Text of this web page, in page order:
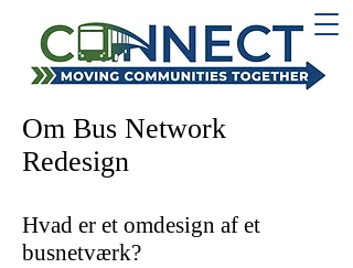
Om Bus Network
Redesign
Hvad er et omdesign af et
busnetværk?